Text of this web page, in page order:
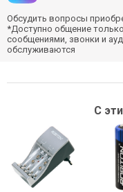
Обсудить вопросы
*Доступно общение
сообщениями, звонки и
обслуживаются
С